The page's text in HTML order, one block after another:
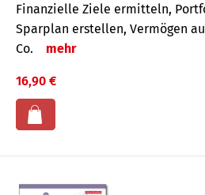
Finanzielle Ziele ermitteln,
Sparplan erstellen, Vermögen
Co.
mehr
16,90 €